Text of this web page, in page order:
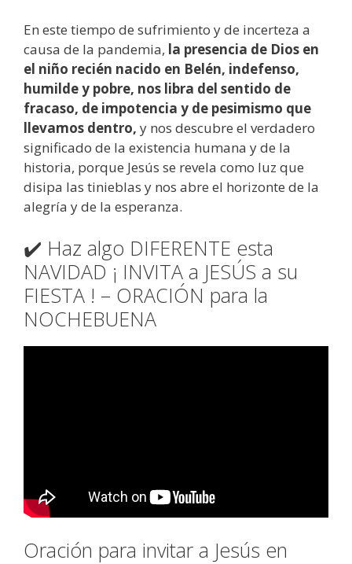
En este tiempo de sufrimiento y de incerteza a
causa de la pandemia, la presencia de Dios en
el niño recién nacido en Belén, indefenso,
humilde y pobre, nos libra del sentido de
fracaso, de impotencia y de pesimismo que
llevamos dentro, y nos descubre el verdadero
significado de la existencia humana y de la
historia, porque Jesús se revela como luz que
disipa las tinieblas y nos abre el horizonte de la
alegría y de la esperanza.
✔️ Haz algo DIFERENTE esta
NAVIDAD ¡ INVITA a JESÚS a su
FIESTA ! – ORACIÓN para la
NOCHEBUENA
Oración para invitar a Jesús en